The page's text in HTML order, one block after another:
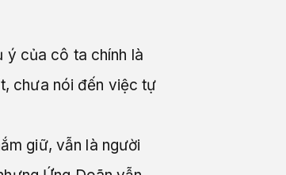
ý của cô ta chính là
chưa nói đến việc tự
giữ, vẫn là người